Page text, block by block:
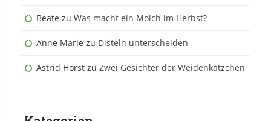
Beate zu Was macht ein Molch im Herbst?
Anne Marie zu Disteln unterscheiden
Astrid Horst zu Zwei Gesichter der Weidenkätzchen